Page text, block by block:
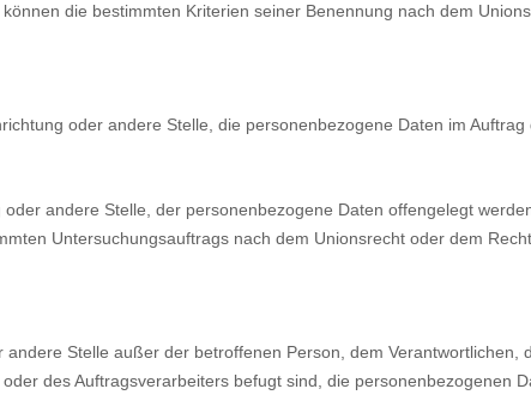
die bestimmten Kriterien seiner Benennung nach dem
oder andere Stelle, die personenbezogene Daten im Auftrag
andere Stelle, der personenbezogene Daten offengelegt
Untersuchungsauftrags nach dem Unionsrecht oder dem
Stelle außer der betroffenen Person, dem Verantwortlichen,
des Auftragsverarbeiters befugt sind, die personenbezogenen